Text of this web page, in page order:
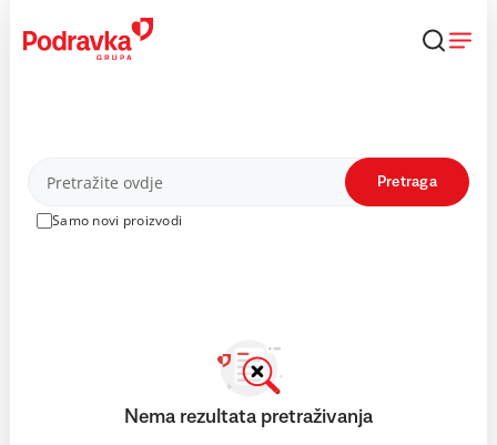
content
Proizvodi
Samo novi proizvodi
Pretraga
Nema rezultata pretraživanja